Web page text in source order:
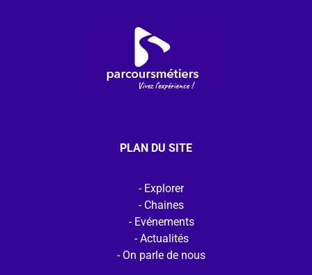
PLAN DU SITE
Explorer
Chaines
Evénements
Actualités
On parle de nous